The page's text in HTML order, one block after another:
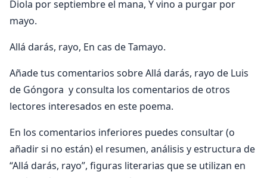
Diola por septiembre el mana, Y vino a purgar por
mayo.
Allá darás, rayo, En cas de Tamayo.
Añade tus comentarios sobre Allá darás, rayo de Luis
de Góngora y consulta los comentarios de otros
lectores interesados en este poema.
En los comentarios inferiores puedes consultar (o
añadir si no están) el resumen, análisis y estructura de
“Allá darás, rayo”, figuras literarias que se utilizan en